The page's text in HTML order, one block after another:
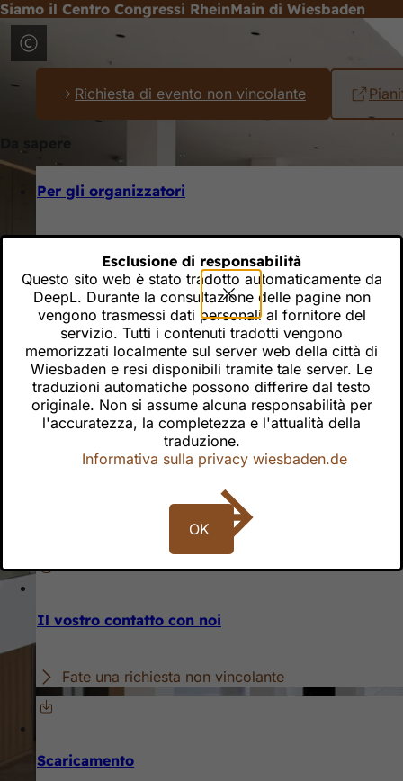
Vai al contenuto
Siamo il Centro Congressi RheinMain di Wiesbaden
Inondato di luce, urbano, dinamico - nel cuore di
e il centro della città: la vostra location per eventi nella
Richiesta di evento non vincolante
Per gli organizzatori
Pacchetti per eventi digitali e ibridi
Per gli espositori
Negozio online per gli espositori
Informazioni importanti per gli espositori
Logistica / Consegna
Eventi al RMCC
Parcheggio presso l'RMCC
Il vostro contatto con noi
Fate una richiesta non vincolante
Scaricamento
Esclusione di responsabilità
Questo sito web è stato tradotto automaticamente da
DeepL. Durante la consultazione delle pagine non
vengono trasmessi dati personali al fornitore del
servizio. Tutti i contenuti tradotti vengono
memorizzati localmente sul server web della città di
Wiesbaden e resi disponibili tramite tale server. Le
traduzioni automatiche possono differire dal testo
originale. Non si assume alcuna responsabilità per
l'accuratezza, la completezza e l'attualità della
traduzione.
Informativa sulla privacy wiesbaden.de
OK